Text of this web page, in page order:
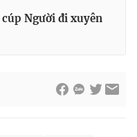
Người đi xuyên